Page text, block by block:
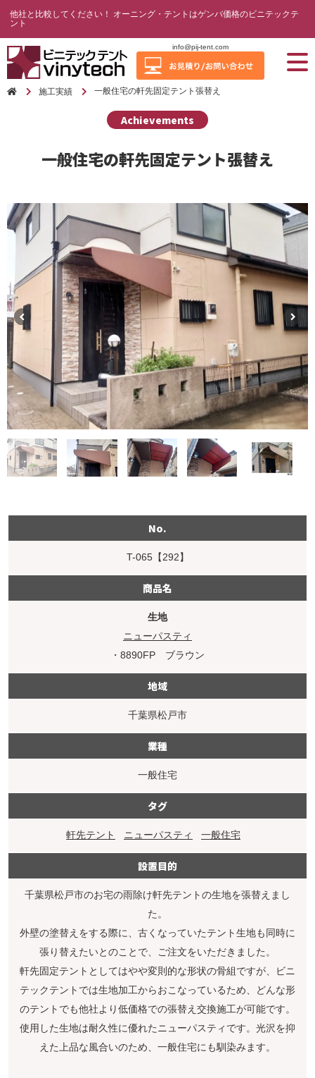
他社と比較してください！ オーニング・テントはゲンバ価格のビニテックテ
ント
info@pij-tent.com
施工実績 一般住宅の軒先固定テント張替え
Achievements
一般住宅の軒先固定テント張替え
No.
T-065【292】
商品名
生地
ニューパスティ
・8890FP ブラウン
地域
千葉県松戸市
業種
一般住宅
タグ
軒先テント ニューパスティ 一般住宅
設置目的
千葉県松戸市のお宅の雨除け軒先テントの生地を張替えまし
た。
外壁の塗替えをする際に、古くなっていたテント生地も同時に
張り替えたいとのことで、ご注文をいただきました。
軒先固定テントとしてはやや変則的な形状の骨組ですが、ビニ
テックテントでは生地加工からおこなっているため、どんな形
のテントでも他社より低価格での張替え交換施工が可能です。
使用した生地は耐久性に優れたニューパスティです。光沢を抑
えた上品な風合いのため、一般住宅にも馴染みます。